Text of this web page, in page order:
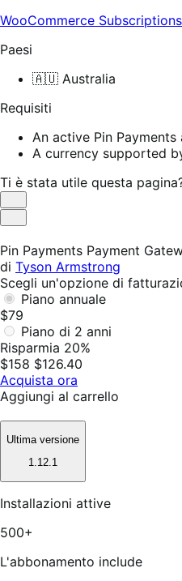
WooCommerce Subscriptions
Paesi
🇦🇺 Australia
Requisiti
An active Pin Payments
A currency supported
Ti è stata utile questa
Utile
Non
Pin Payments Payment
di Tyson Armstrong
Scegli un'opzione di
Piano annuale
$79
Piano di 2 anni
Risparmia 20%
$158 $126.40
Acquista ora
Aggiungi al carrello
Ultima versione
1.12.1
Installazioni attive
500+
L'abbonamento include